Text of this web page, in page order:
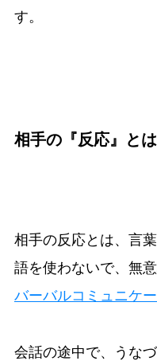
す。
相手の『反応』 とは
相手の反応とは、言
語を使わないで、無
バーバルコミュニケ
会話の途中で、うな